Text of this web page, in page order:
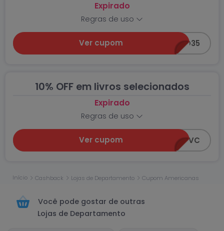
Início Cashback Lojas de Departamento Cupom Americanas
Expirado
Regras de uso
Ver cupom VINHO35
10% OFF em livros selecionados
Expirado
Regras de uso
Ver cupom LIVROSPRAVC
Você pode gostar de outras
Lojas de Departamento